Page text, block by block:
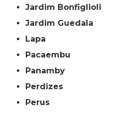
Jardim Bonfiglioli
Jardim Guedala
Lapa
Pacaembu
Panamby
Perdizes
Perus